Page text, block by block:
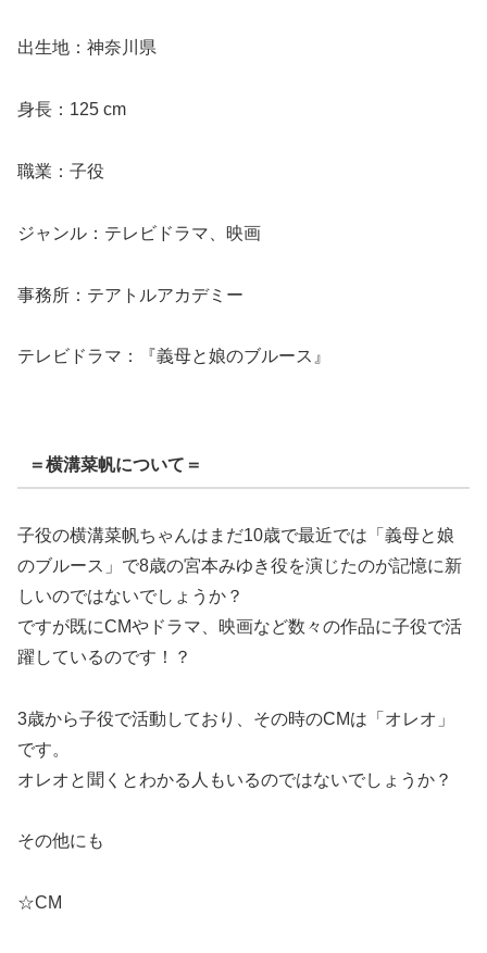
出生地：神奈川県
身長：125 cm
職業：子役
ジャンル：テレビドラマ、映画
事務所：テアトルアカデミー
テレビドラマ：『義母と娘のブルース』
＝横溝菜帆について＝
子役の横溝菜帆ちゃんはまだ10歳で最近では「義母と娘
のブルース」で8歳の宮本みゆき役を演じたのが記憶に新
しいのではないでしょうか？
ですが既にCMやドラマ、映画など数々の作品に子役で活
躍しているのです！？
3歳から子役で活動しており、その時のCMは「オレオ」
です。
オレオと聞くとわかる人もいるのではないでしょうか？
その他にも
☆CM